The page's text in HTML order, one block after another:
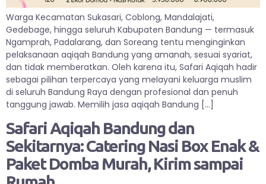
Warga Kecamatan Sukasari, Coblong, Mandalajati,
Gedebage, hingga seluruh Kabupaten Bandung — termasuk
Ngamprah, Padalarang, dan Soreang tentu menginginkan
pelaksanaan aqiqah Bandung yang amanah, sesuai syariat,
dan tidak memberatkan. Oleh karena itu, Safari Aqiqah hadir
sebagai pilihan terpercaya yang melayani keluarga muslim
di seluruh Bandung Raya dengan profesional dan penuh
tanggung jawab. Memilih jasa aqiqah Bandung […]
Safari Aqiqah Bandung dan
Sekitarnya: Catering Nasi Box Enak &
Paket Domba Murah, Kirim sampai